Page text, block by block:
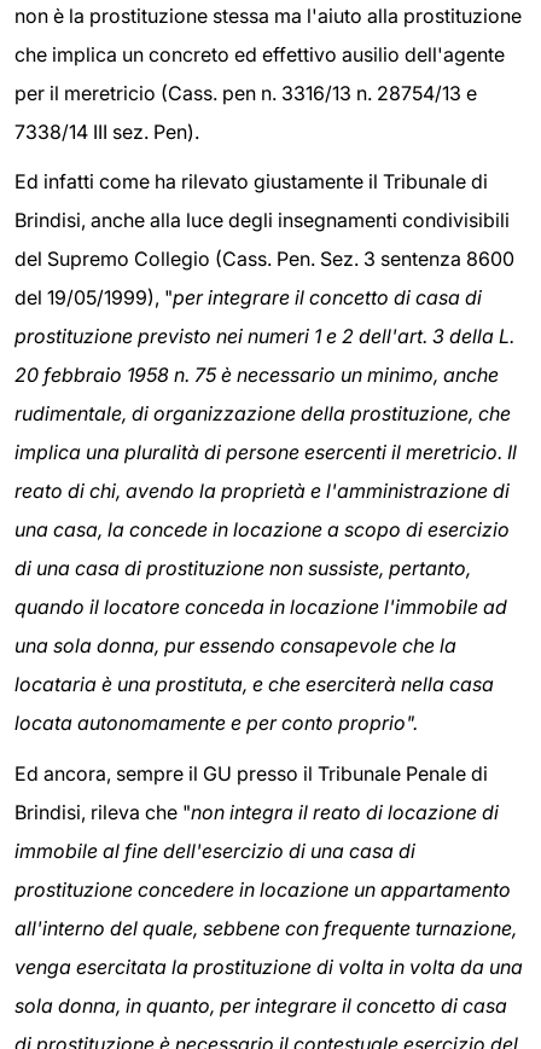
non è la prostituzione stessa ma l'aiuto alla prostituzione
che implica un concreto ed effettivo ausilio dell'agente
per il meretricio (Cass. pen n. 3316/13 n. 28754/13 e
7338/14 III sez. Pen).
Ed infatti come ha rilevato giustamente il Tribunale di
Brindisi, anche alla luce degli insegnamenti condivisibili
del Supremo Collegio (Cass. Pen. Sez. 3 sentenza 8600
del 19/05/1999), "per integrare il concetto di casa di
prostituzione previsto nei numeri 1 e 2 dell'art. 3 della L.
20 febbraio 1958 n. 75 è necessario un minimo, anche
rudimentale, di organizzazione della prostituzione, che
implica una pluralità di persone esercenti il meretricio. Il
reato di chi, avendo la proprietà e l'amministrazione di
una casa, la concede in locazione a scopo di esercizio
di una casa di prostituzione non sussiste, pertanto,
quando il locatore conceda in locazione l'immobile ad
una sola donna, pur essendo consapevole che la
locataria è una prostituta, e che eserciterà nella casa
locata autonomamente e per conto proprio".
Ed ancora, sempre il GU presso il Tribunale Penale di
Brindisi, rileva che "non integra il reato di locazione di
immobile al fine dell'esercizio di una casa di
prostituzione concedere in locazione un appartamento
all'interno del quale, sebbene con frequente turnazione,
venga esercitata la prostituzione di volta in volta da una
sola donna, in quanto, per integrare il concetto di casa
di prostituzione è necessario il contestuale esercizio del